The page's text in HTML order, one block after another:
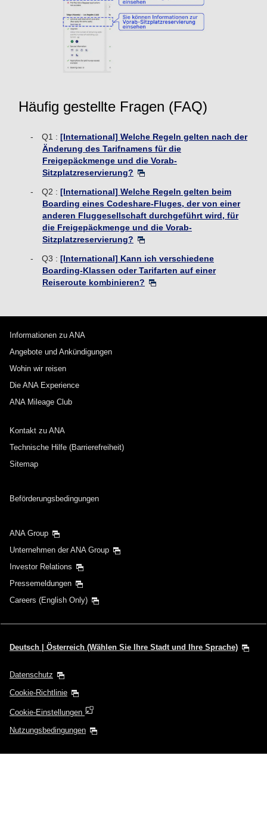
Häufig gestellte Fragen (FAQ)
Q1 : [International] Welche Regeln gelten nach der
Änderung des Tarifnamens für die
Freigepäckmenge und die Vorab-
Sitzplatzreservierung?
Q2 : [International] Welche Regeln gelten beim
Boarding eines Codeshare-Fluges, der von einer
anderen Fluggesellschaft durchgeführt wird, für
die Freigepäckmenge und die Vorab-
Sitzplatzreservierung?
Q3 : [International] Kann ich verschiedene
Boarding-Klassen oder Tarifarten auf einer
Reiseroute kombinieren?
Informationen zu ANA
Angebote und Ankündigungen
Wohin wir reisen
Die ANA Experience
ANA Mileage Club
Kontakt zu ANA
Technische Hilfe (Barrierefreiheit)
Sitemap
Beförderungsbedingungen
ANA Group
Unternehmen der ANA Group
Investor Relations
Pressemeldungen
Careers (English Only)
Deutsch | Österreich (Wählen Sie Ihre Stadt und Ihre Sprache)
Datenschutz
Cookie-Richtlinie
Cookie-Einstellungen
Nutzungsbedingungen